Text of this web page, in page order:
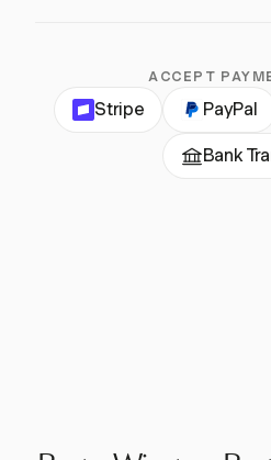
ACCEPT
Stripe PayPal
Bank